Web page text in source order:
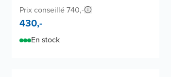
Prix conseillé 740,-
430,-
En stock